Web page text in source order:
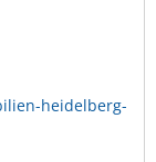
heidelberg-